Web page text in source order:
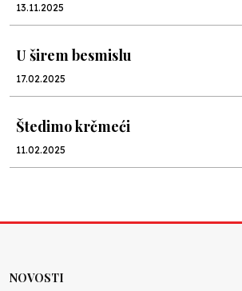
13.11.2025
U širem besmislu
17.02.2025
Štedimo krčmeći
11.02.2025
26.12.2024
U hiljadu riječi
NOVOSTI